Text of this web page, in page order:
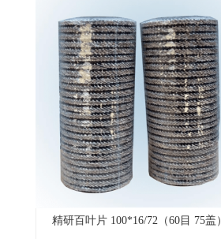
精研百叶片 100*16/72（60目 75盖）